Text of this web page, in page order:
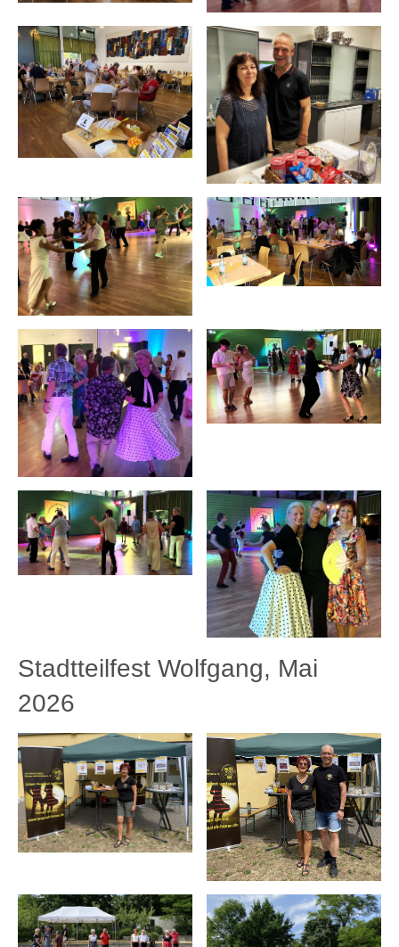
Stadtteilfest Wolfgang, Mai
2026